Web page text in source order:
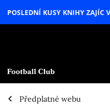
POSLEDNÍ KUSY KNIHY ZAJÍC
Předplatné webu